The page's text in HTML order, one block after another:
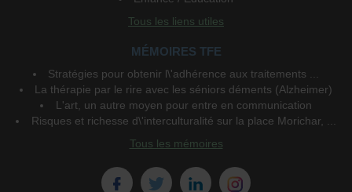
Tous les liens utiles
MÉMOIRES TFE
Stratégies pour obtenir l\'adhérence aux traitements ...
La thérapie par le rire avec les séniors déments (Alzheimer)
L'art, un autre moyen pour entre en communication
Risques et richesse d\'interculturalité sur la place Morichar, ...
Tous les mémoires